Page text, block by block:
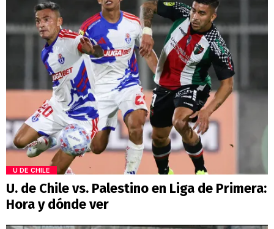
U DE CHILE
U. de Chile vs. Palestino en Liga de Primera:
Hora y dónde ver